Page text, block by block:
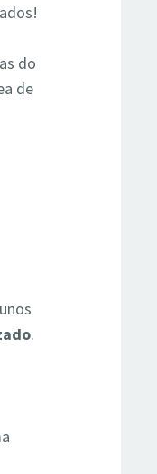
do
de
.